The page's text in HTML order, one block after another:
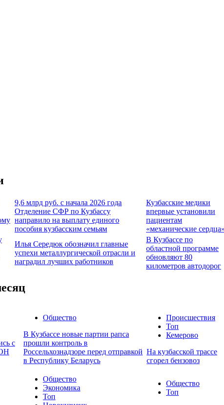
9,6 млрд руб. с начала 2026 года
Отделение СФР по Кузбассу
направило на выплату единого
пособия кузбасским семьям
Кузбасские медики
впервые установили
пациентам
«механические сердца»
Илья Середюк обозначил главные
успехи металлургической отрасли и
наградил лучших работников
В Кузбассе по
областной программе
обновляют 80
километров автодорог
с
Общество
В Кузбассе новые партии рапса
прошли контроль в
Россельхознадзоре перед отправкой
в Республику Беларусь
Происшествия
Топ
Кемерово
На кузбасской трассе
сгорел бензовоз
Общество
Экономика
Топ
Общество
Топ